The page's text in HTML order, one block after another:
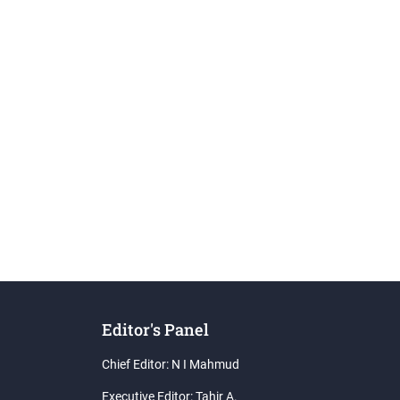
Editor's Panel
Chief Editor: N I Mahmud
Executive Editor: Tahir A.